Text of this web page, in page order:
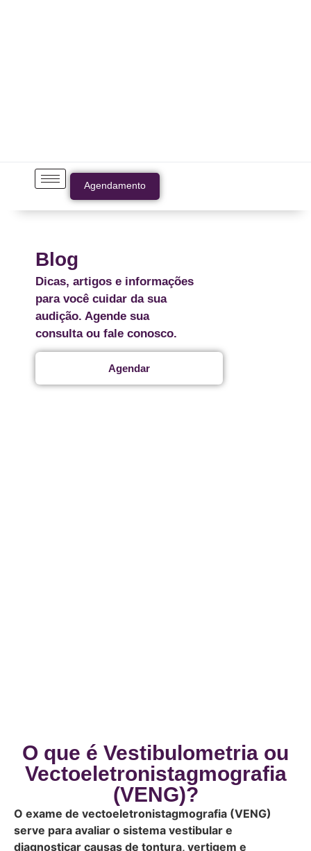
Agendamento
Blog
Dicas, artigos e informações
para você cuidar da sua
audição. Agende sua
consulta ou fale conosco.
Agendar
O que é Vestibulometria ou
Vectoeletronistagmografia
(VENG)?
O exame de vectoeletronistagmografia (VENG)
serve para avaliar o sistema vestibular e
diagnosticar causas de tontura, vertigem e